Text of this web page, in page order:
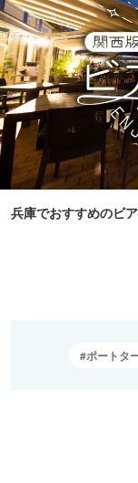
兵庫でおすすめのビ
ポートタ